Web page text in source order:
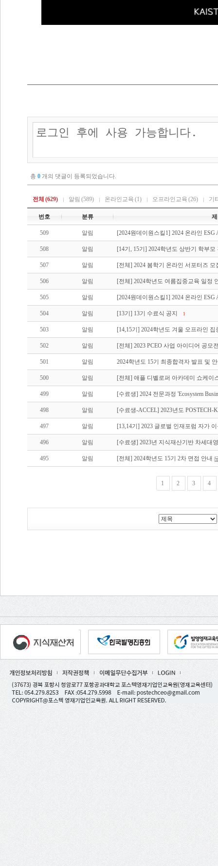
총 0 개의 댓글이 등록되었습니다.
전체 (629) 알림 (589) 온라인교육 (1) 오프라인교육 (26) 기
번호 분류
509 알림 [2024원데이원스킬1] 2024 온라인
508 알림 [14기, 15기] 2024학년도 상반기 학부모
507 알림 [전체] 2024 봄학기 온라인 서포터즈 모
506 알림 [전체] 2024학년도 여름집중교육 일정
505 알림 [2024원데이원스킬1] 2024 온라인
504 알림 [13기] 13기 수료식 공지 1
503 알림 [14,15기] 2024학년도 겨울 오프라인
502 알림 [전체] 2023 PCEO 사업 아이디어 공모
501 알림 2024학년도 15기 최종합격자 발표 및
500 알림 [전체] 애플 디벨로퍼 아카데미 쇼케이
499 알림 [수료생] 2024 전문과정 'Ecosystem
498 알림 [수료생-ACCEL] 2023년도 POSTECH-
497 알림 [13,14기] 2023 글로벌 인재포럼 자가
496 알림 [수료생] 2023년 지식재산기반 차세대
495 알림 [전체] 2024학년도 15기 2차 면접 안내
1 2 3 4